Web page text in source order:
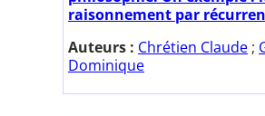
raisonnement par
Auteurs : Chrétien Claude ;
Dominique